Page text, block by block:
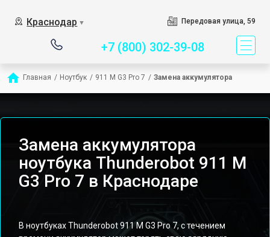
Краснодар ▼ Передовая улица, 59
+7 (800) 302-39-08
Главная / Ноутбук / 911 M G3 Pro 7 / Замена аккумулятора
Замена аккумулятора
ноутбука Thunderobot 911 M
G3 Pro 7 в Краснодаре
В ноутбуках Thunderobot 911 M G3 Pro 7, с течением